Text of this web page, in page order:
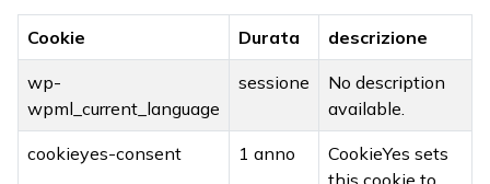
Cookie Durata descrizione
wp-
wpml_current_language
sessione
No description
available.
cookieyes-consent 1 anno
CookieYes sets
this cookie to